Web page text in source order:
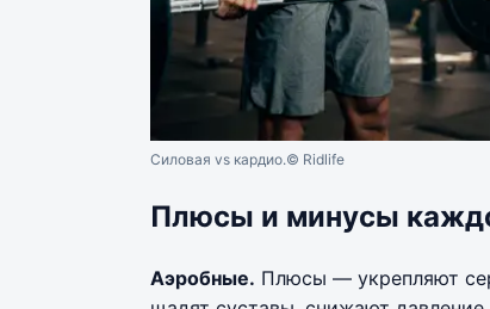
Силовая vs кардио.© Ridlife
Плюсы и минусы
Аэробные. Плюсы — укрепляют